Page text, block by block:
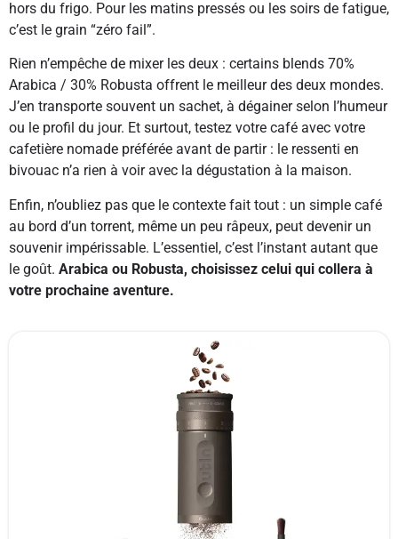
hors du frigo. Pour les matins pressés ou les soirs de fatigue,
c’est le grain “zéro fail”.
Rien n’empêche de mixer les deux : certains blends 70%
Arabica / 30% Robusta offrent le meilleur des deux mondes.
J’en transporte souvent un sachet, à dégainer selon l’humeur
ou le profil du jour. Et surtout, testez votre café avec votre
cafetière nomade préférée avant de partir : le ressenti en
bivouac n’a rien à voir avec la dégustation à la maison.
Enfin, n’oubliez pas que le contexte fait tout : un simple café
au bord d’un torrent, même un peu râpeux, peut devenir un
souvenir impérissable. L’essentiel, c’est l’instant autant que
le goût. Arabica ou Robusta, choisissez celui qui collera à
votre prochaine aventure.